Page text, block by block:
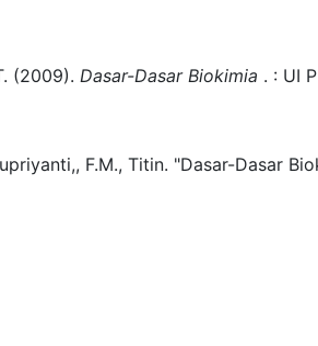
(2009). Dasar-Dasar Biokimia . : UI
F.M., Titin. "Dasar-Dasar